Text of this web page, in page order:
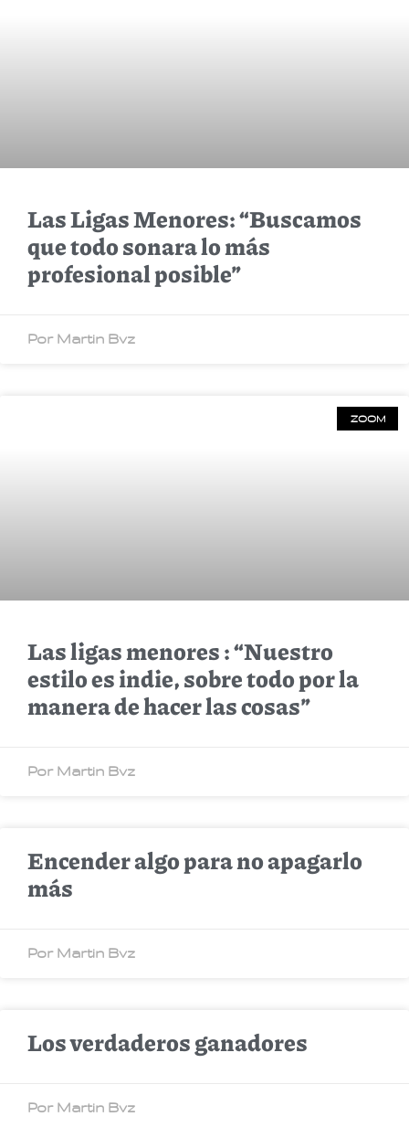
Las Ligas Menores: “Buscamos
que todo sonara lo más
profesional posible”
Por Martin Bvz
ZOOM
Las ligas menores : “Nuestro
estilo es indie, sobre todo por la
manera de hacer las cosas”
Por Martin Bvz
Encender algo para no apagarlo
más
Por Martin Bvz
Los verdaderos ganadores
Por Martin Bvz